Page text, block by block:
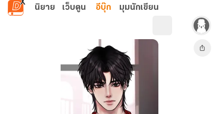
ข้ามไปยังเนื้อหาหลัก
นิยาย เว็บตูน อีบุ๊ก มุมนักเขียน